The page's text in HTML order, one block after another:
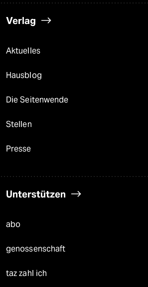
Verlag
Aktuelles
Hausblog
Die Seitenwende
Stellen
Presse
Unterstützen
abo
genossenschaft
taz zahl ich